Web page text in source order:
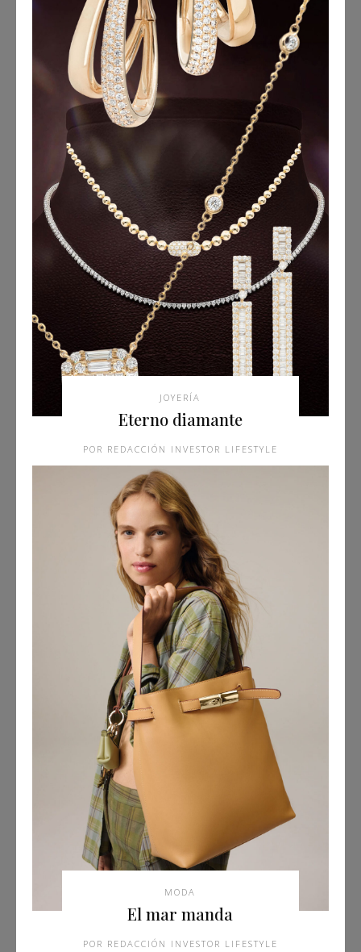
JOYERÍA
Eterno diamante
REDACCIÓN INVESTOR LIFESTYLE
MODA
El mar manda
REDACCIÓN INVESTOR LIFESTYLE